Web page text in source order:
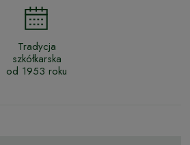
Tradycja
szkółkarska
od 1953 roku